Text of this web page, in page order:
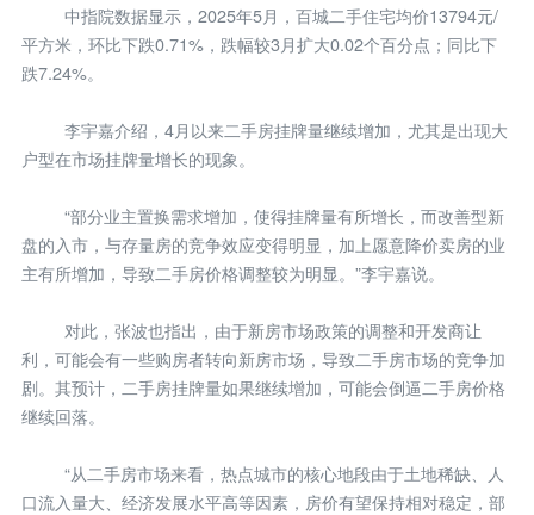
中指院数据显示，2025年5月，百城二手住宅均价13794元/
平方米，环比下跌0.71%，跌幅较3月扩大0.02个百分点；同比下
跌7.24%。
李宇嘉介绍，4月以来二手房挂牌量继续增加，尤其是出现大
户型在市场挂牌量增长的现象。
“部分业主置换需求增加，使得挂牌量有所增长，而改善型新
盘的入市，与存量房的竞争效应变得明显，加上愿意降价卖房的业
主有所增加，导致二手房价格调整较为明显。”李宇嘉说。
对此，张波也指出，由于新房市场政策的调整和开发商让
利，可能会有一些购房者转向新房市场，导致二手房市场的竞争加
剧。其预计，二手房挂牌量如果继续增加，可能会倒逼二手房价格
继续回落。
“从二手房市场来看，热点城市的核心地段由于土地稀缺、人
口流入量大、经济发展水平高等因素，房价有望保持相对稳定，部